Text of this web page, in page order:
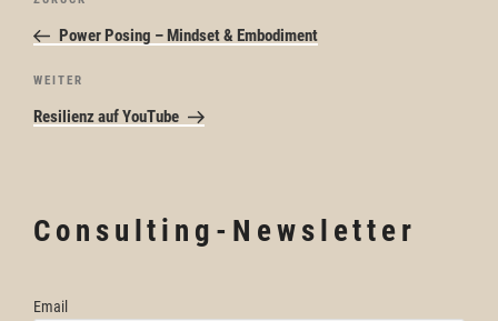
Beitrag
Power Posing – Mindset & Embodiment
Nächster
Beitrag
WEITER
Resilienz auf YouTube
Consulting-Newsletter
Email